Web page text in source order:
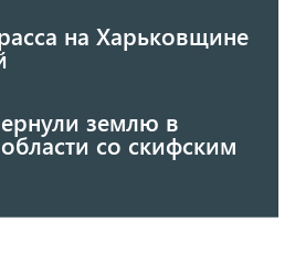
на Харьковщине
землю в
со скифским